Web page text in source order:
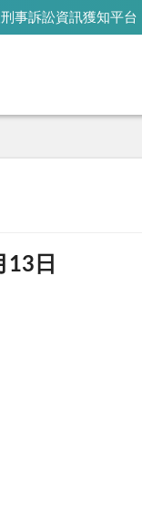
事訴訟資訊獲知平台
13日